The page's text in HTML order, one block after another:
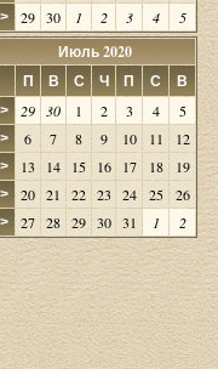
> 29 30 1 2 3 4 5
Июль 2020
П
В С Ч П С В
> 29 30 1 2 3 4 5
> 6 7 8 9 10 11 12
> 13 14 15 16 17 18 19
> 20 21 22 23 24 25 26
> 27 28 29 30 31 1 2